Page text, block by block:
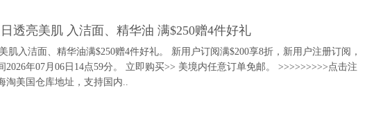
透亮美肌 入洁面、精华油 满$250赠4件好礼
肌入洁面、精华油满$250赠4件好礼。 新用户订阅满$200享8折，新用户注册订阅，
年07月06日14点59分。 立即购买>> 美境内任意订单免邮。 >>>>>>>>>点击注
淘美国仓库地址，支持国内..